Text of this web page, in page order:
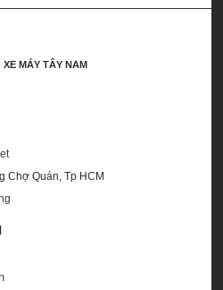
MÁY TÂY NAM
Chợ Quán, Tp HCM